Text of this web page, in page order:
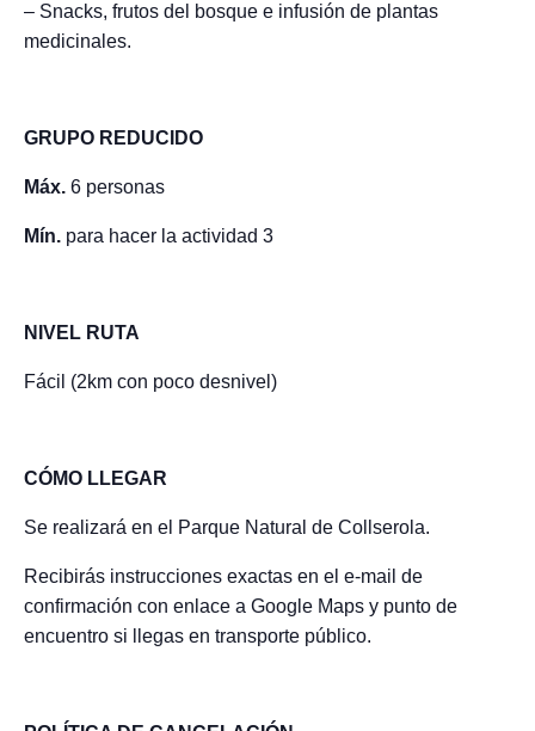
– Snacks, frutos del bosque e infusión de plantas
medicinales.
GRUPO REDUCIDO
Máx. 6 personas
Mín. para hacer la actividad 3
NIVEL RUTA
Fácil (2km con poco desnivel)
CÓMO LLEGAR
Se realizará en el Parque Natural de Collserola.
Recibirás instrucciones exactas en el e-mail de
confirmación con enlace a Google Maps y punto de
encuentro si llegas en transporte público.